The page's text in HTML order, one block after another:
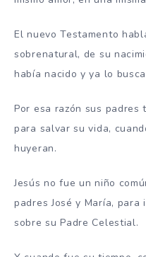
El nuevo Testamento
sobrenatural, de su
había nacido y ya lo
Por esa razón sus
para salvar su vida,
huyeran.
Jesús no fue un niño
padres José y María,
sobre su Padre Celestial.